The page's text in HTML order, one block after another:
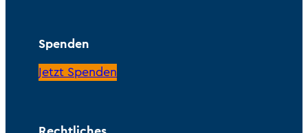
Spenden
Jetzt Spenden